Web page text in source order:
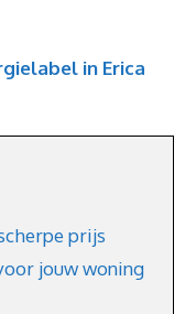
in Erica
prijs
jouw woning